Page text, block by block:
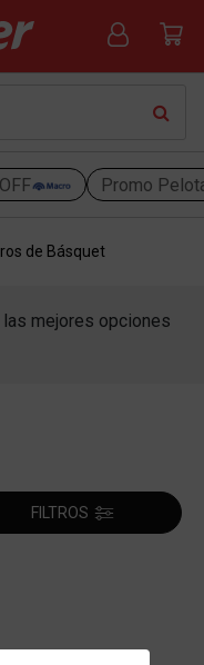
Promo
de Básquet
las mejores opciones
FILTROS